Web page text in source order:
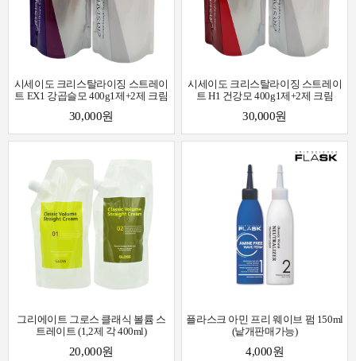
시세이도 크리스탈라이징 스트레이
트 EX1 강곱슬모 400g1제+2제 크림
30,000원
시세이도 크리스탈라이징 스트레이
트 H1 건강모 400g1제+2제 크림
30,000원
그리에이트 그로스 클래식 볼륨 스
트레이트 (1,2제 각 400ml)
20,000원
플라스크 아민 프리 웨이브 펌 150ml
(낱개판매가능)
4,000원